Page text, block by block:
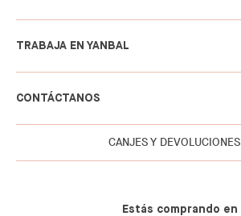
TRABAJA EN YANBAL
CONTÁCTANOS
CANJES Y DEVOLUCIONES
Estás comprando en